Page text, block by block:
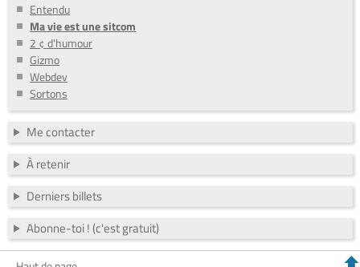
Entendu
Ma vie est une sitcom
2 ¢ d'humour
Gizmo
Webdev
Sortons
Me contacter
À retenir
Derniers billets
Abonne-toi ! (c'est gratuit)